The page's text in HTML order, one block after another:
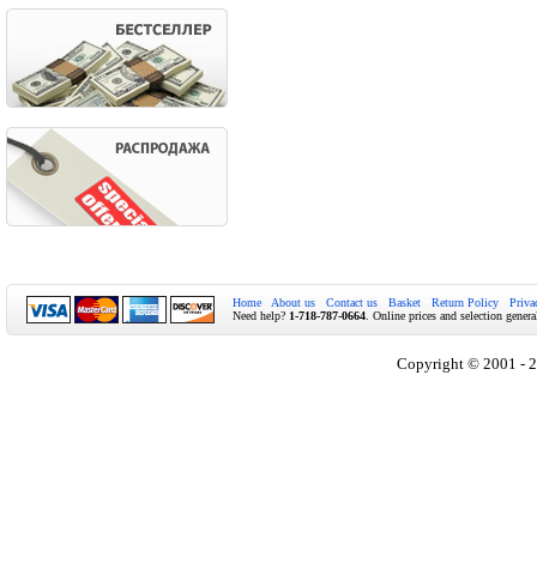
Home About us Contact us Basket Return Policy
Need help? 1-718-787-0664 . Online prices and selection
Copyright © 2001 -